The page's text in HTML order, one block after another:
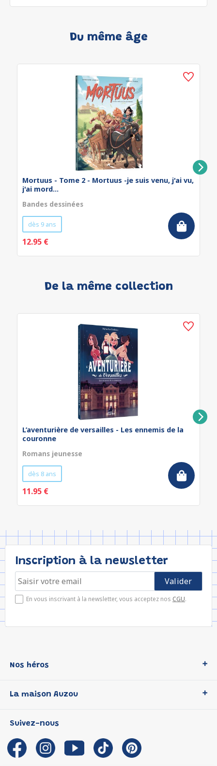
Du même âge
Mortuus - Tome 2 - Mortuus -je suis venu, j'ai vu,
j'ai mord...
Bandes dessinées
dès 9 ans
12.95 €
De la même collection
L’aventurière de versailles - Les ennemis de la
couronne
Romans jeunesse
dès 8 ans
11.95 €
Inscription à la newsletter
En vous inscrivant à la newsletter, vous acceptez nos CGU.
Nos héros
P'tit Loup
Les Influenceuses
Migali
Petite Taupe
La maison Auzou
Notre histoire
Auzou s'engage
Auteurs et illustrateurs Auzou
Suivez-nous